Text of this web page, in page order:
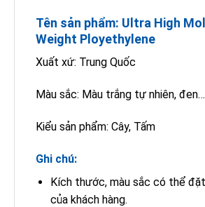
Tên sản phẩm: Ultra High
Weight Ployethylene
Xuất xứ: Trung Quốc
Màu sắc: Màu trắng tự nhiên, đen…
Kiểu sản phẩm: Cây, Tấm
Ghi chú:
Kích thước, màu sắc có thể
của khách hàng.